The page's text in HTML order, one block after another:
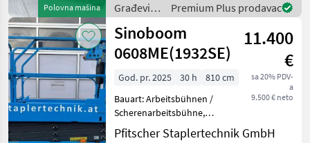
Polovna mašina
Građevinski
strojevi /
Sinoboom
Premium Plus prodavac
Sinoboom
0608ME(1932SE)
11.400
€
sa 20% PDV-
a
9.500 € neto
God. pr. 2025 30 h
810 cm
Bauart: Arbeitsbühnen /
Scherenarbeitsbühne,
Tragkraft: 230kg, Bauhöhe:
2140mm, Batterie: Bj. 2025
Pfitscher Staplertechnik GmbH